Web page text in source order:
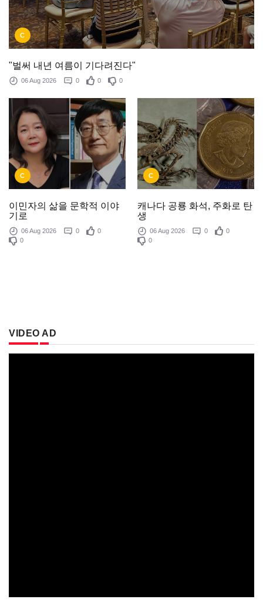
C
"벌써 내년 여름이 기다려진다"
06 Aug 2026 0 0 0
C
이민자의 삶을 문학적 이야
기로
06 Aug 2026 0
0
0
C
캐나다 공룡 화석, 주화로 탄
생
06 Aug 2026 0
0
0
VIDEO AD